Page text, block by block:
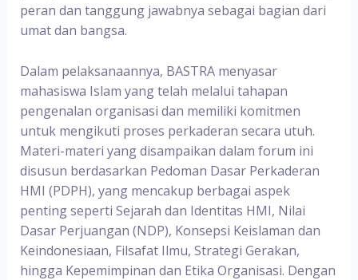
peran dan tanggung jawabnya sebagai bagian dari
umat dan bangsa.
Dalam pelaksanaannya, BASTRA menyasar
mahasiswa Islam yang telah melalui tahapan
pengenalan organisasi dan memiliki komitmen
untuk mengikuti proses perkaderan secara utuh.
Materi-materi yang disampaikan dalam forum ini
disusun berdasarkan Pedoman Dasar Perkaderan
HMI (PDPH), yang mencakup berbagai aspek
penting seperti Sejarah dan Identitas HMI, Nilai
Dasar Perjuangan (NDP), Konsepsi Keislaman dan
Keindonesiaan, Filsafat Ilmu, Strategi Gerakan,
hingga Kepemimpinan dan Etika Organisasi. Dengan